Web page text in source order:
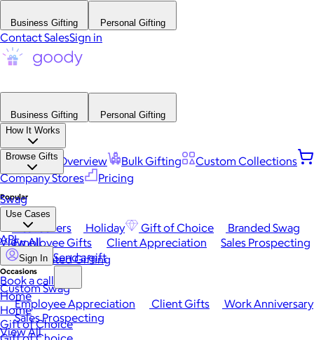
Business Gifting Personal Gifting
Contact SalesSign in
Business Gifting
Personal Gifting
How It Works
Platform Overview Bulk Gifting
Custom Collections
Company Stores
Pricing
Browse Gifts
Popular
Best Sellers Holiday Gift of Choice
Branded Swag
View All
Occasions
Employee Appreciation Client Gifts
Work Anniversary
Sales Prospecting
View All
Swag
Use Cases
Employee Gifts Client Appreciation
Sales Prospecting
Automated Gifting
Custom Swag
API
Sign In Send a gift
Book a call
Home
Home
Gift of Choice